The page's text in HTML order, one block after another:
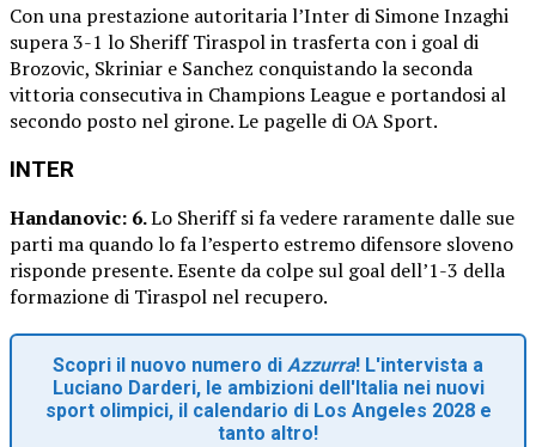
Con una prestazione autoritaria l’Inter di Simone Inzaghi
supera 3-1 lo Sheriff Tiraspol in trasferta con i goal di
Brozovic, Skriniar e Sanchez conquistando la seconda
vittoria consecutiva in Champions League e portandosi al
secondo posto nel girone. Le pagelle di OA Sport.
INTER
Handanovic: 6.Lo Sheriff si fa vedere raramente dalle sue
parti ma quando lo fa l’esperto estremo difensore sloveno
risponde presente. Esente da colpe sul goal dell’1-3 della
formazione di Tiraspol nel recupero.
Scopri il nuovo numero di Azzurra! L'intervista a
Luciano Darderi, le ambizioni dell'Italia nei nuovi
sport olimpici, il calendario di Los Angeles 2028 e
tanto altro!